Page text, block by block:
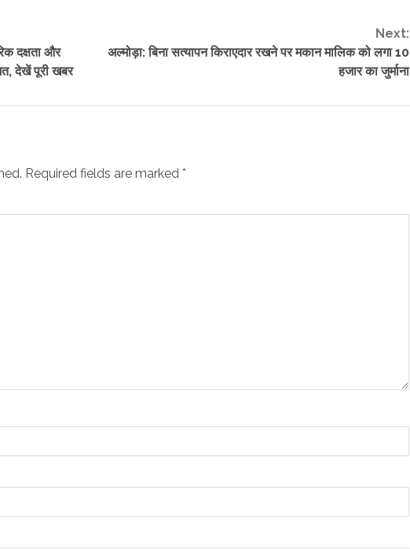
दक्षता और
देखें पूरी खबर
Next:
अल्मोड़ा: बिना सत्यापन किराएदार रखने पर मकान मालिक को लगा 10
हजार का जुर्माना
Required fields are marked *